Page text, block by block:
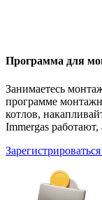
Программа для
Занимаетесь
программе
котлов,
Immergas работают,
Зарегистрироваться